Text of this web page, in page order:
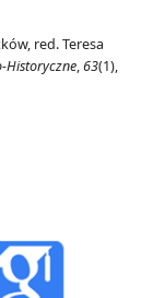
red. Teresa
Historyczne,63(1),